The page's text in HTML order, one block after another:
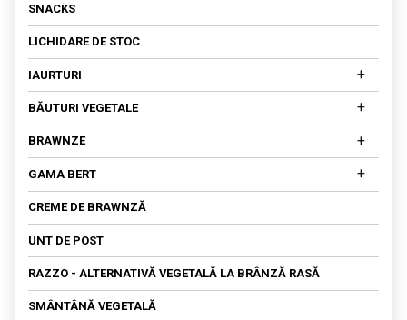
SNACKS
LICHIDARE DE STOC
IAURTURI
IAURTURI DIN LAPTE DE COCOS
IAURTURI DIN NUCI CAJU
+
BĂUTURI VEGETALE
DIN OVĂZ
DIN SOIA
+
BRAWNZE
BRAWNZĂ PROASPĂTĂ
+
GAMA BERT
FETA
KEFIR
+
CREME DE BRAWNZĂ
UNT DE POST
RAZZO - ALTERNATIVĂ VEGETALĂ LA BRÂNZĂ RASĂ
SMÂNTÂNĂ VEGETALĂ